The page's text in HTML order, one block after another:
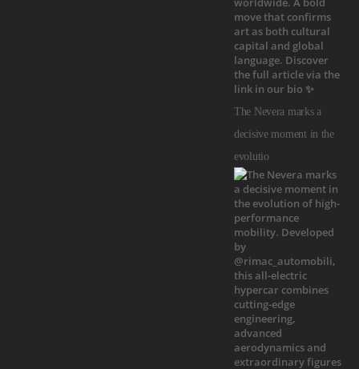
The Nevera marks a
decisive moment in the
evolutio